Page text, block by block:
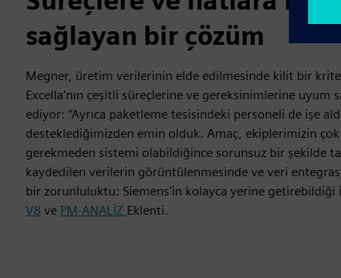
sağlayan bir çözüm
Megner, üretim verilerinin elde edilmesinde kilit bir
Excella'nın çeşitli süreçlerine ve gereksinimlerine uyum
ediyor: “Ayrıca paketleme tesisindeki personeli de işe
desteklediğimizden emin olduk. Amaç, ekiplerimizin
gerekmeden sistemi olabildiğince sorunsuz bir şekilde
kaydedilen verilerin görüntülenmesinde ve veri
bir zorunluluktu: Siemens'in kolayca yerine getirebildiği
V8 ve PM-ANALİZ Eklenti.